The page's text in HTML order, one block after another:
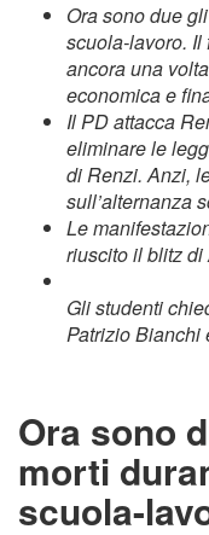
Ora sono due
scuola-lavoro.
ancora una
economica e
Il PD attacca
eliminare le
di Renzi. Anzi,
sull’alternanza
Le
riuscito il blitz
Gli studenti
Patrizio Bianchi
Ora sono
morti
scuola-